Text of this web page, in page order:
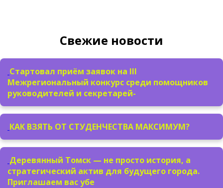
Свежие новости
Стартовал приём заявок на III
Межрегиональный конкурс среди помощников
руководителей и секретарей-
КАК ВЗЯТЬ ОТ СТУДЕНЧЕСТВА МАКСИМУМ?
Деревянный Томск — не просто история, а
стратегический актив для будущего города.
Приглашаем вас убе